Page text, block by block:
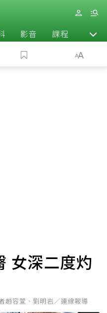
影音 課程 退休
女深二度灼
趙容萱、劉明岩／連線報導